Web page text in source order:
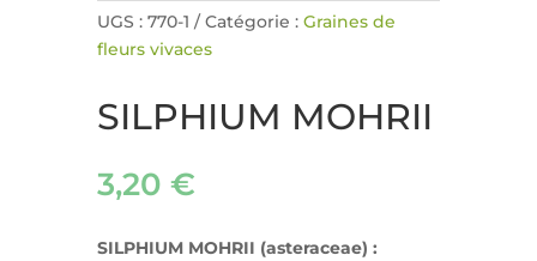
UGS : 770-1 Catégorie : Graines de
fleurs vivaces
SILPHIUM MOHRII
3,20 €
SILPHIUM MOHRII (asteraceae) :